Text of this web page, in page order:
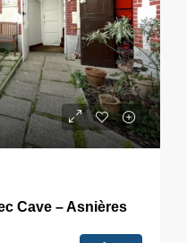
Cave – Asnières